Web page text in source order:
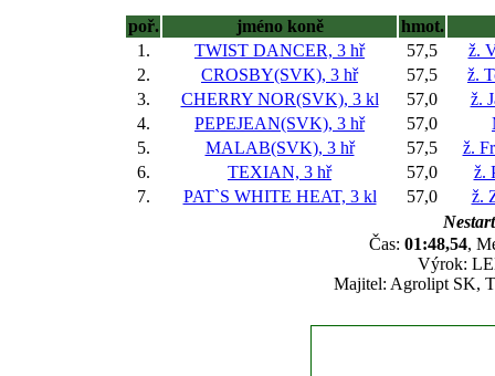
poř. jméno koně
hmot.
1.
TWIST DANCER, 3 hř 57,5
ž.
2.
CROSBY(SVK), 3 hř 57,5
ž.
3.
CHERRY NOR(SVK), 3 kl 57,0
ž.
4.
PEPEJEAN(SVK), 3 hř 57,0
5.
MALAB(SVK), 3 hř 57,5
ž.
6.
TEXIAN, 3 hř 57,0
ž.
7.
PAT`S WHITE HEAT, 3 kl 57,0
ž.
Čas: 01:48,54,
Výrok:
Majitel: Agrolipt SK,